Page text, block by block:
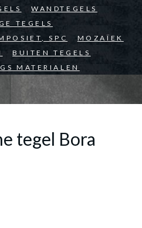
WANDTEGELS
TEGELS
SPC
MOZAÏEK
BUITEN TEGELS
MATERIALEN
tegel Bora